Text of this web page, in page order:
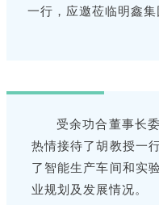
一行，应邀莅临明鑫集
受余功合董事长委
热情接待了胡教授一
了智能生产车间和实
业规划及发展情况。